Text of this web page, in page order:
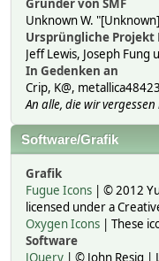
Gründer von SMF
Unknown W.
Ursprüngliche Projekt
Jeff Lewis, Joseph Fung
In Gedenken an
Crip, K@,
An alle, die wir
Software/Grafik
Grafik
Fugue Icons | © 2012
licensed under a
Oxygen Icons | These
Software
JQuery | © John Resig |